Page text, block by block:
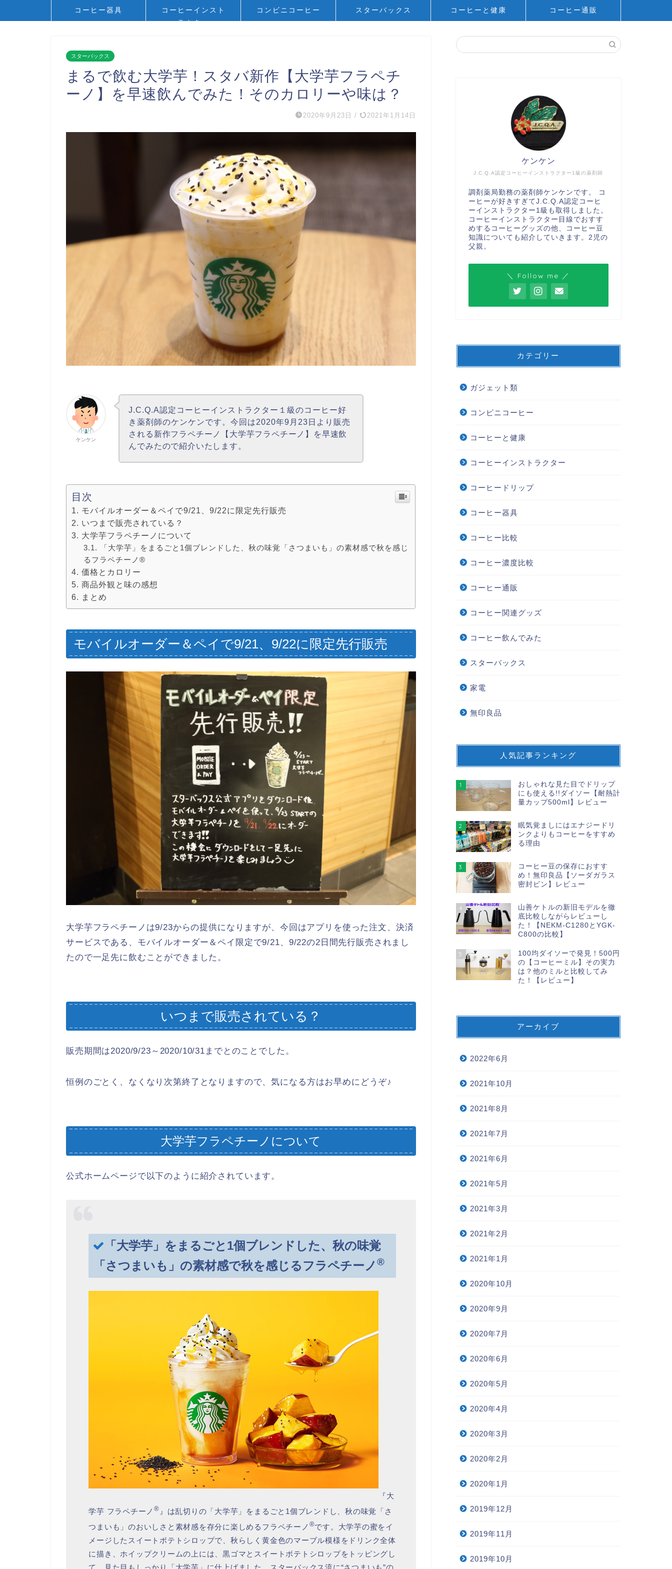
コーヒー器具
コーヒーインスト
ラクター
コンビニコーヒー スターバックス コーヒーと健康 コーヒー通販
スターバックス
まるで飲む大学芋！スタバ新作【大学芋フラペチ
ーノ】を早速飲んでみた！そのカロリーや味は？
2020年9月23日 / 2021年1月14日
ケンケン
J.C.Q.A認定コーヒーインストラクター１級のコーヒー好
き薬剤師のケンケンです。今回は2020年9月23 日より販売
される新作フラペチーノ【大学芋フラペチーノ】を早速飲
んでみたので紹介いたします。
目次
モバイルオーダー＆ペイで9/21、9/22に限定先行販売
いつまで販売されている？
大学芋フラペチーノについて
「大学芋」をまるごと1個ブレンドした、秋の味覚「さつまいも」の素材感で秋を感じ
るフラペチーノ®
価格とカロリー
商品外観と味の感想
まとめ
モバイルオーダー＆ペイで9/21、9/22に限定先行販売
大学芋フラペチーノは9/23からの提供になりますが、今回はアプリを使った注文、決済
サービスである、モバイルオーダー＆ペイ限定で9/21、9/22の2日間先行販売されまし
たので一足先に飲むことができました。
いつまで販売されている？
販売期間は2020/9/23～2020/10/31までとのことでした。
恒例のごとく、なくなり次第終了となりますので、気になる方はお早めにどうぞ♪
大学芋フラペチーノについて
公式ホームページで以下のように紹介されています。
「大学芋」をまるごと1個ブレンドした、秋の味覚
「さつまいも」の素材感で秋を感じるフラペチーノ®
『大
学芋 フラペチーノ® 』は乱切りの「大学芋」をまるごと1個ブレンドし、秋の味覚「さ
つまいも」のおいしさと素材感を存分に楽しめるフラペチーノ ®です。大学芋の蜜をイ
メージしたスイートポテトシロップで、秋らしく黄金色のマーブル模様をドリンク全体
に描き、ホイップクリームの上には、黒ゴマとスイートポテトシロップをトッピングし
て、見た目もしっかり「大学芋」に仕上げました。スターバックス流に“さつまいも”の
J.C.Q.A認定コーヒーインストラクター1級の薬剤師
ケンケン
調剤薬局勤務の薬剤師ケンケンです。 コ
ーヒーが好きすぎてJ.C.Q.A認定コーヒ
ーインストラクター1級も取得しました。
コーヒーインストラクター目線でおすす
めするコーヒーグッズの他、コーヒー豆
知識についても紹介していきます。2児の
父親。
＼ Follow me ／
カテゴリー
ガジェット類
コンビニコーヒー
コーヒーと健康
コーヒーインストラクター
コーヒードリップ
コーヒー器具
コーヒー比較
コーヒー濃度比較
コーヒー通販
コーヒー関連グッズ
コーヒー飲んでみた
スターバックス
家電
無印良品
人気記事ランキング
1
おしゃれな見た目でドリップ
にも使える!!ダイソー【耐熱計
量カップ500ml】レビュー
2
眠気覚ましにはエナジードリ
ンクよりもコーヒーをすすめ
る理由
3
コーヒー豆の保存におすす
め！無印良品【ソーダガラス
密封ビン】レビュー
4
山善ケトルの新旧モデルを徹
底比較しながらレビューし
た！【NEKM-C1280とYGK-
C800の比較】
5
100均ダイソーで発見！500円
の【コーヒーミル】その実力
は？他のミルと比較してみ
た！【レビュー】
アーカイブ
2022年6月
2021年10月
2021年8月
2021年7月
2021年6月
2021年5月
2021年3月
2021年2月
2021年1月
2020年10月
2020年9月
2020年7月
2020年6月
2020年5月
2020年4月
2020年3月
2020年2月
2020年1月
2019年12月
2019年11月
2019年10月